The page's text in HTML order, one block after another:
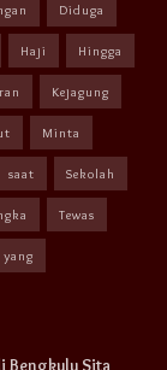
Diduga
Haji Hingga
Kejagung
Minta
saat Sekolah
Tewas
yang